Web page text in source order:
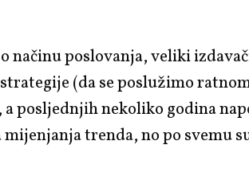
načinu poslovanja, veliki
(da se poslužimo
a posljednjih nekoliko godina
trenda, no po svemu